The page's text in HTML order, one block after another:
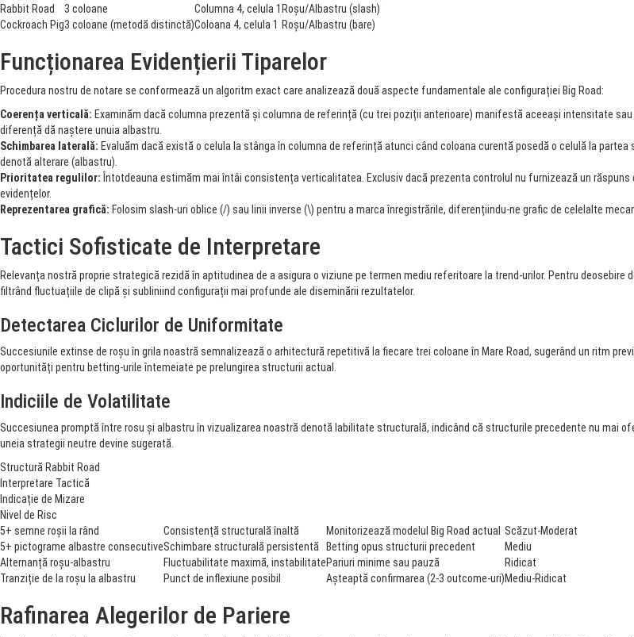
Rabbit Road
3 coloane Columna 4, celula 1 Roșu/Albastru (slash)
Cockroach Pig3 coloane (metodă distinctă)Coloana 4, celula 1 Roșu/Albastru (bare)
Funcționarea Evidențierii Tiparelor
Procedura nostru de notare se conformează un algoritm exact care analizează două aspecte fundamentale ale configurației Big Road:
Coerența verticală: Examinăm dacă columna prezentă și columna de referință (cu trei poziții anterioare) manifestă aceeași intensitate
diferență dă naștere unuia albastru.
Schimbarea laterală: Evaluăm dacă există o celula la stânga în columna de referință atunci când coloana curentă posedă o celulă la
denotă alterare (albastru).
Prioritatea regulilor: Întotdeauna estimăm mai întâi consistența verticalitatea. Exclusiv dacă prezenta controlul nu furnizează un
evidențelor.
Reprezentarea grafică: Folosim slash-uri oblice (/) sau linii inverse (\) pentru a marca înregistrările, diferențiindu-ne grafic de celelalte
Tactici Sofisticate de Interpretare
Relevanța nostră proprie strategică rezidă în aptitudinea de a asigura o viziune pe termen mediu referitoare la trend-urilor. Pentru
filtrând fluctuațiile de clipă și subliniind configurații mai profunde ale diseminării rezultatelor.
Detectarea Ciclurilor de Uniformitate
Succesiunile extinse de roșu în grila noastră semnalizează o arhitectură repetitivă la fiecare trei coloane în Mare Road, sugerând un ritm
oportunități pentru betting-urile întemeiate pe prelungirea structurii actual.
Indiciile de Volatilitate
Succesiunea promptă între rosu și albastru în vizualizarea noastră denotă labilitate structurală, indicând că structurile precedente nu mai
uneia strategii neutre devine sugerată.
Structură Rabbit Road
Interpretare Tactică
Indicație de Mizare
Nivel de Risc
5+ semne roșii la rând
Consistență structurală înaltă Monitorizează modelul Big Road actual Scăzut-Moderat
5+ pictograme albastre consecutiveSchimbare structurală persistentă Betting opus structurii precedent
Mediu
Alternanță roșu-albastru
Fluctuabilitate maximă, instabilitatePariuri minime sau pauză
Ridicat
Tranziție de la roșu la albastru
Punct de inflexiune posibil Așteaptă confirmarea (2-3 outcome-uri)Mediu-Ridicat
Rafinarea Alegerilor de Pariere